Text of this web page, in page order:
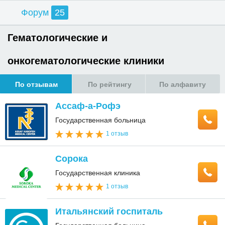
Форум 25
Гематологические и
онкогематологические клиники
По отзывам По рейтингу По алфавиту
Ассаф-а-Рофэ
Государственная больница
1 отзыв
Сорока
Государственная клиника
1 отзыв
Итальянский госпиталь